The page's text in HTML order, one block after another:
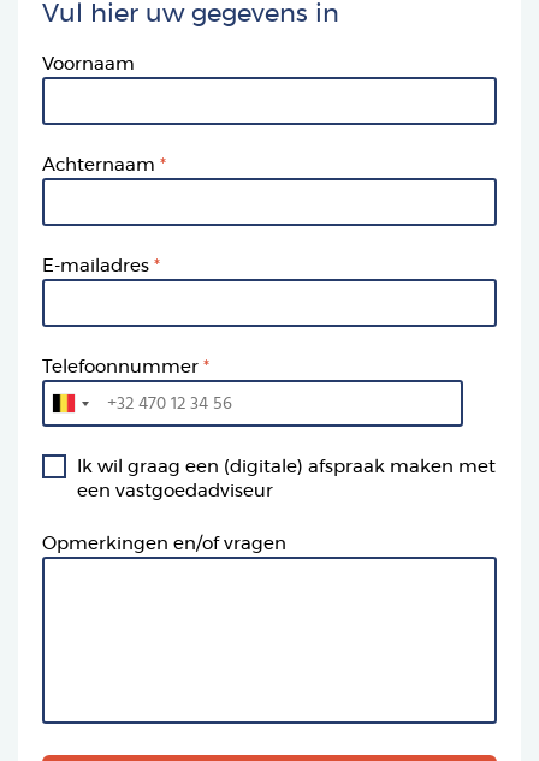
Vul hier uw gegevens in
Voornaam
Achternaam
E-mailadres
Telefoonnummer
Ik wil graag een (digitale) afspraak maken met
een vastgoedadviseur
Opmerkingen en/of vragen